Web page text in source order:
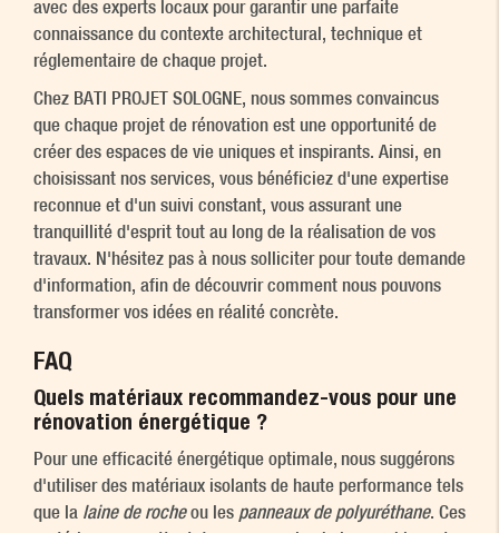
avec des experts locaux pour garantir une parfaite
connaissance du contexte architectural, technique et
réglementaire de chaque projet.
Chez BATI PROJET SOLOGNE, nous sommes convaincus
que chaque projet de rénovation est une opportunité de
créer des espaces de vie uniques et inspirants. Ainsi, en
choisissant nos services, vous bénéficiez d'une expertise
reconnue et d'un suivi constant, vous assurant une
tranquillité d'esprit tout au long de la réalisation de vos
travaux. N'hésitez pas à nous solliciter pour toute demande
d'information, afin de découvrir comment nous pouvons
transformer vos idées en réalité concrète.
FAQ
Quels matériaux recommandez-vous pour une
rénovation énergétique ?
Pour une efficacité énergétique optimale, nous suggérons
d'utiliser des matériaux isolants de haute performance tels
que la laine de rocheou les panneaux de polyuréthane. Ces